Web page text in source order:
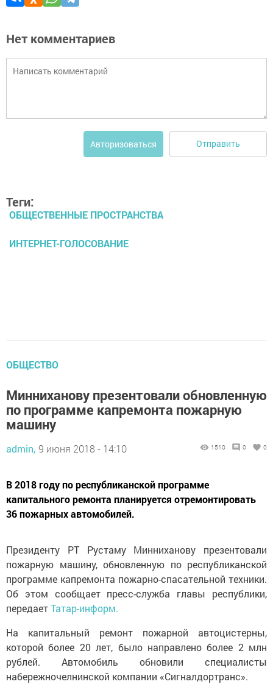
Нет комментариев
Авторизоваться Отправить
Теги:
ОБЩЕСТВЕННЫЕ ПРОСТРАНСТВА
ИНТЕРНЕТ-ГОЛОСОВАНИЕ
ОБЩЕСТВО
Минниханову презентовали обновленную
по программе капремонта пожарную
машину
admin, 9 июня 2018 - 14:10 1510 0 0
В 2018 году по республиканской программе
капитального ремонта планируется отремонтировать
36 пожарных автомобилей.
Президенту РТ Рустаму Минниханову презентовали
пожарную машину, обновленную по республиканской
программе капремонта пожарно-спасательной техники.
Об этом сообщает пресс-служба главы республики,
передаетТатар-информ.
На капитальный ремонт пожарной автоцистерны,
которой более 20 лет, было направлено более 2 млн
рублей. Автомобиль обновили специалисты
набережночелнинской компании «Сигналдортранс».